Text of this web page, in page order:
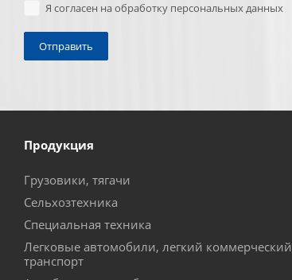
Я согласен на обработку персональных данных
Продукция
Грузовики, тягачи
Сельхозтехника
Специальная техника
Легковые автомобили, легкий коммерческий
транспорт